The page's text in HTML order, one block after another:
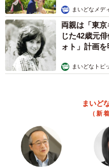
まいどなメデ
両親は「東
じた42歳元
ォト」計画
まいどなトピ
まいど
（新